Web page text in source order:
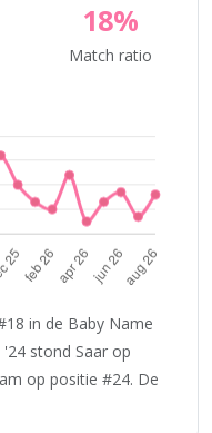
18%
Match ratio
in de Baby Name
stond Saar op
op positie #24. De